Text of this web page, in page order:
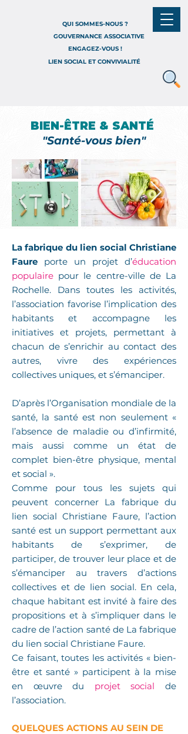
QUI SOMMES-NOUS ?
GOUVERNANCE ASSOCIATIVE
ENGAGEZ-VOUS !
LIEN SOCIAL ET CONVIVIALITÉ
BIEN-ÊTRE & SANTÉ
"Santé-vous bien"
La fabrique du lien social Christiane
Faure porte un projet d’éducation
populaire pour le centre-ville de La
Rochelle. Dans toutes les activités,
l’association favorise l’implication des
habitants et accompagne les
initiatives et projets, permettant à
chacun de s’enrichir au contact des
autres, vivre des expériences
collectives uniques, et s’émanciper.
D’après l’Organisation mondiale de la
santé, la santé est non seulement «
l’absence de maladie ou d’infirmité,
mais aussi comme un état de
complet bien-être physique, mental
et social ».
Comme pour tous les sujets qui
peuvent concerner La fabrique du
lien social Christiane Faure, l’action
santé est un support permettant aux
habitants de s’exprimer, de
participer, de trouver leur place et de
s’émanciper au travers d’actions
collectives et de lien social. En cela,
chaque habitant est invité à faire des
propositions et à s’impliquer dans le
cadre de l’action santé de La fabrique
du lien social Christiane Faure.
Ce faisant, toutes les activités « bien-
être et santé» participent à la mise
en œuvre du projet social de
l’association.
QUELQUES ACTIONS AU SEIN DE